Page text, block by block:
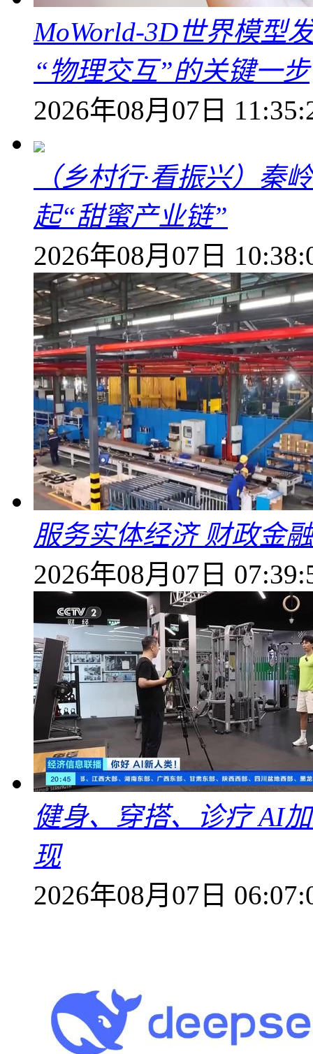
MoWorld-3D世界模型
“物理交互”的关键一步
2026年08月07日
（乡村行·看振兴）秦
起“甜蜜产业链”
2026年08月07日
服务实体经济 财政金
2026年08月07日
健身、穿搭、诊疗 AI
现
2026年08月07日